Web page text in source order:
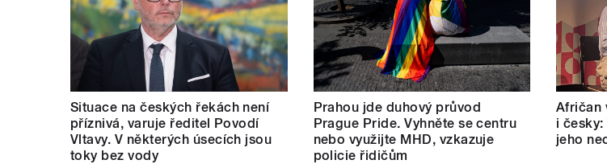
Situace na českých řekách není
příznivá, varuje ředitel Povodí
Vltavy. V některých úsecích jsou
toky bez vody
Prahou jde duhový průvod
Prague Pride. Vyhněte se centru
nebo využijte MHD, vzkazuje
policie řidičům
Afričan
i
jeho